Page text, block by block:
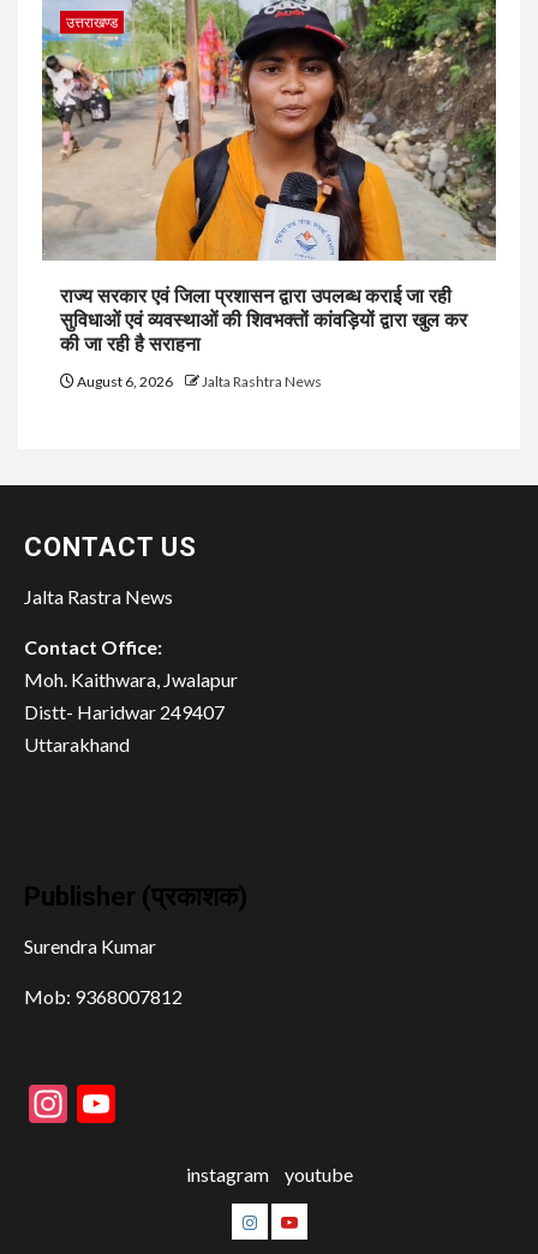
उत्तराखण्ड
राज्य सरकार एवं जिला प्रशासन द्वारा उपलब्ध कराई जा रही
सुविधाओं एवं व्यवस्थाओं की शिवभक्तों कांवड़ियों द्वारा खुल कर
की जा रही है सराहना
August 6, 2026 Jalta Rashtra News
CONTACT US
Jalta Rastra News
Contact Office:
Moh. Kaithwara, Jwalapur
Distt- Haridwar 249407
Uttarakhand
Publisher (प्रकाशक)
Surendra Kumar
Mob: 9368007812
Instagram
instagram youtube
instagram
youtube